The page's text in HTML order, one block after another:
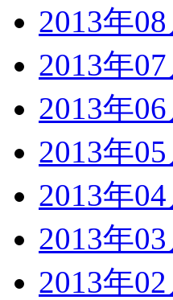
2013年
2013年
2013年
2013年
2013年
2013年
2013年